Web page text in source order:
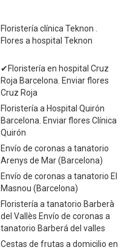
Floristería clínica Teknon .
Flores a hospital Teknon
✔Floristería en hospital Cruz
Roja Barcelona. Enviar flores
Cruz Roja
Floristería a Hospital Quirón
Barcelona. Enviar flores Clínica
Quirón
Envío de coronas a tanatorio
Arenys de Mar (Barcelona)
Envío de coronas a tanatorio El
Masnou (Barcelona)
Floristería a tanatorio Barberà
del Vallès Envío de coronas a
tanatorio Barberá del valles
Cestas de frutas a domicilio en